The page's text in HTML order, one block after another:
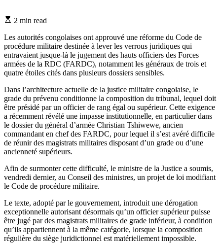
Estimated
time
2 min read
Les autorités congolaises ont approuvé une réforme du Code de
procédure militaire destinée à lever les verrous juridiques qui
entravaient jusque-là le jugement des hauts officiers des Forces
armées de la RDC (FARDC), notamment les généraux de trois et
quatre étoiles cités dans plusieurs dossiers sensibles.
Dans l’architecture actuelle de la justice militaire congolaise, le
grade du prévenu conditionne la composition du tribunal, lequel doit
être présidé par un officier de rang égal ou supérieur. Cette exigence
a récemment révélé une impasse institutionnelle, en particulier dans
le dossier du général d’armée Christian Tshiwewe, ancien
commandant en chef des FARDC, pour lequel il s’est avéré difficile
de réunir des magistrats militaires disposant d’un grade ou d’une
ancienneté supérieurs.
Afin de surmonter cette difficulté, le ministre de la Justice a soumis,
vendredi dernier, au Conseil des ministres, un projet de loi modifiant
le Code de procédure militaire.
Le texte, adopté par le gouvernement, introduit une dérogation
exceptionnelle autorisant désormais qu’un officier supérieur puisse
être jugé par des magistrats militaires de grade inférieur, à condition
qu’ils appartiennent à la même catégorie, lorsque la composition
régulière du siège juridictionnel est matériellement impossible.